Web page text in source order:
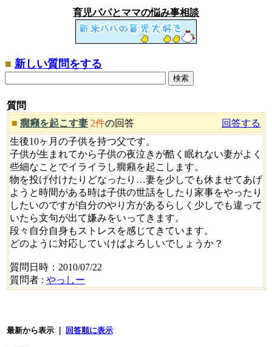
育児パパとママの悩み事相談
■ 新しい質問をする
質問
■ 癇癪を起こす妻 2件の回答
回答する
生後10ヶ月の子供を持つ父です。
子供が生まれてから子供の夜泣きが酷く眠れない妻がよく
些細なことでイライラし癇癪を起こします。
物を投げ付けたりどなったり…妻を少しでも休ませてあげ
ようと時間がある時は子供の世話をしたり家事をやったり
したいのですが自分のやり方があるらしく少しでも違って
いたら文句が出て嫌みをいってきます。
段々自分自身もストレスを感じてきています。
どのように対応していけばよろしいでしょうか？
質問日時：2010/07/22
質問者 : やっしー
最新から表示 ｜ 回答順に表示